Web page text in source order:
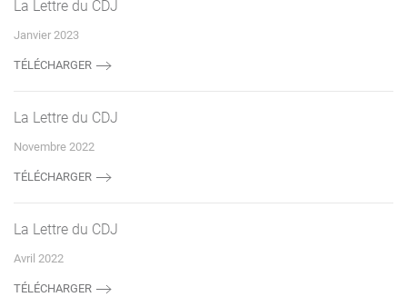
La Lettre du CDJ
Janvier 2023
TÉLÉCHARGER
La Lettre du CDJ
Novembre 2022
TÉLÉCHARGER
La Lettre du CDJ
Avril 2022
TÉLÉCHARGER